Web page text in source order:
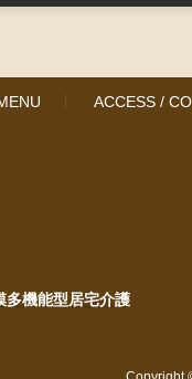
ACCESS /
多機能型居宅介護